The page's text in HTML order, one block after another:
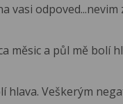
vasi odpoved...nevim
měsic a půl mě bolí
hlava. Veškerým